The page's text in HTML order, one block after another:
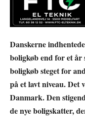
Danskerne
boligkøb end for et år
boligkøb steget for
på et lavt niveau. Det
Danmark. Den
de nye boligskatter,